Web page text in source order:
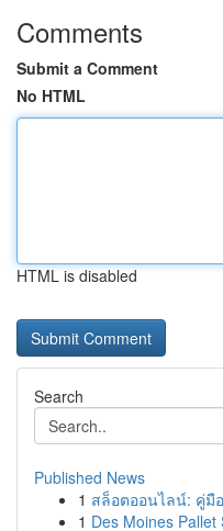
Comments
Submit a Comment
No HTML
HTML is disabled
Search
Published News
1 สล็อตออนไลน์: คู่มื
1 Des Moines